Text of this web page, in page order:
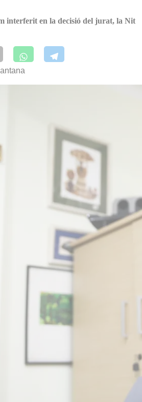
interferit en la decisió del jurat, la Nit